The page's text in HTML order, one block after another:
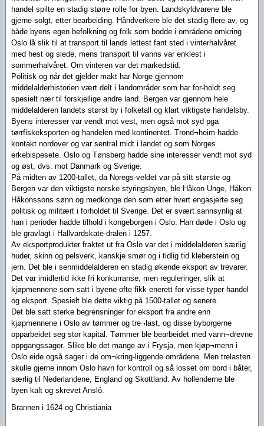
handel spilte en stadig større rolle for byen. Landskyldvarene ble
gjerne solgt, etter bearbeiding. Håndverkere ble det stadig flere av, og
både byens egen befolkning og folk som bodde i områdene omkring
Oslo lå slik til at transport til lands lettest fant sted i vinterhalvåret
med hest og slede, mens transport til vanns var enklest i
sommerhalvåret. Om vinteren var det markedstid.
Politisk og når det gjelder makt har Norge gjennom
middelalderhistorien vært delt i landområder som har for-holdt seg
spesielt nær til forskjellige andre land. Bergen var gjennom hele
middelalderen landets størst by i folketall og klart viktigste handelsby.
Byens interesser var vendt mot vest, men også mot syd pga
tørrfiskeksporten og handelen med kontinentet. Trond¬heim hadde
kontakt nordover og var sentral midt i landet og som Norges
erkebispesete. Oslo og Tønsberg hadde sine interesser vendt mot syd
og øst, dvs. mot Danmark og Sverige.
På midten av 1200-tallet, da Noregs-veldet var på sitt største og
Bergen var den viktigste norske styringsbyen, ble Håkon Unge, Håkon
Håkonssons sønn og medkonge den som etter hvert engasjerte seg
politisk og militært i forholdet til Sverige. Det er svært sannsynlig at
han i perioder hadde tilhold i kongeborgen i Oslo. Han døde i Oslo og
ble gravlagt i Hallvardskate-dralen i 1257.
Av eksportprodukter fraktet ut fra Oslo var det i middelalderen særlig
huder, skinn og pelsverk, kanskje smør og i tidlig tid kleberstein og
jern. Det ble i senmiddelalderen en stadig økende eksport av trevarer.
Det var imidlertid ikke fri konkurranse, men reguleringer, slik at
kjøpmennene som satt i byene ofte fikk enerett for visse typer handel
og eksport. Spesielt ble dette viktig på 1500-tallet og senere.
Det ble satt sterke begrensninger for eksport fra andre enn
kjøpmennene i Oslo av tømmer og tre¬last, og disse byborgerne
opparbeidet seg stor kapital. Tømmer ble bearbeidet med vann¬drevne
oppgangssager. Slike ble det mange av i Frysja, men kjøp¬menn i
Oslo eide også sager i de om¬kring-liggende områdene. Men trelasten
skulle gjerne innom Oslo havn for kontroll og så losset om bord i båter,
særlig til Nederlandene, England og Skottland. Av hollenderne ble
byen kalt og skrevet Ansló.
Brannen i 1624 og Christiania